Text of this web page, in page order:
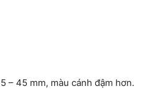
– 45 mm, màu cánh đậm hơn.